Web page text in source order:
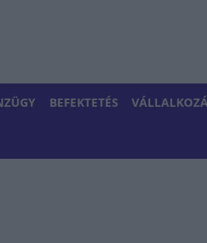
BEFEKTETÉS